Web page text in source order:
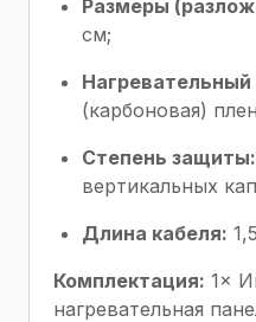
Размеры
см;
(карбоновая)
Степень защиты:
вертикальных
Длина кабеля:
Комплектация: 1×
нагревательная